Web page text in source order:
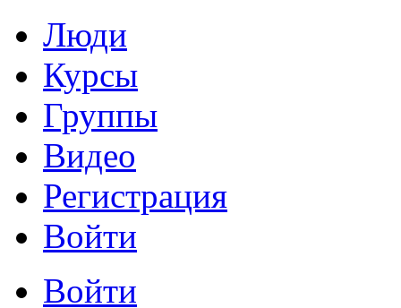
Люди
Курсы
Группы
Видео
Регистрация
Войти
Войти